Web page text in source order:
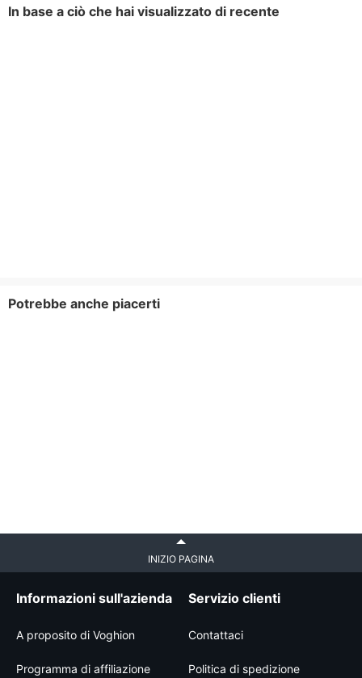
In base a ciò che hai visualizzato di recente
Potrebbe anche piacerti
INIZIO PAGINA
Informazioni sull'azienda
A proposito di Voghion
Programma di affiliazione
Servizio clienti
Contattaci
Politica di spedizione